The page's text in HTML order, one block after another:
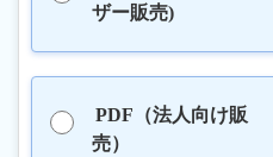
ザー販売)
PDF（法人向け販
売）